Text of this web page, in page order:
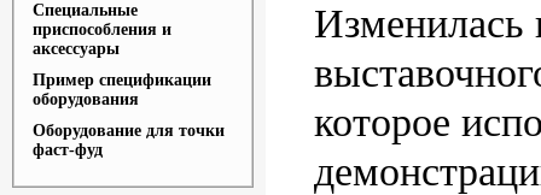
Специальные
приспособления и
аксессуары
Пример спецификации
оборудования
Оборудование для точки
фаст-фуд
Изменилась
которое